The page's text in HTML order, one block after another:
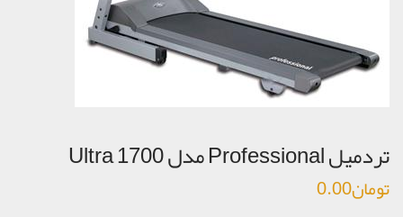
تردمیل Professional مدل Ultra 1700
تومان0.00